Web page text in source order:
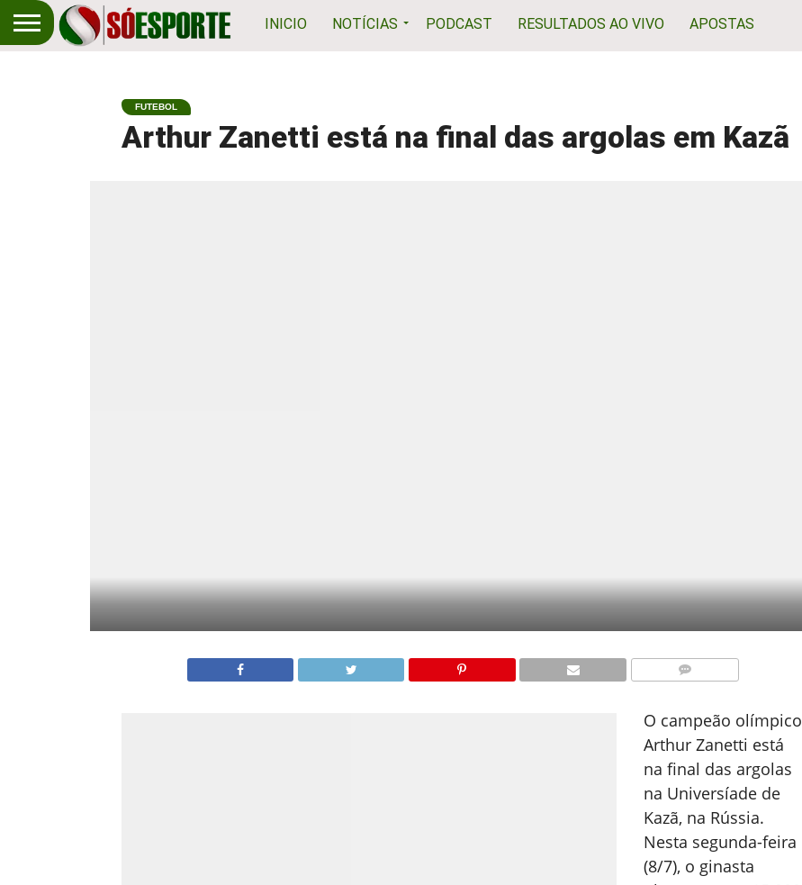
INICIO NOTÍCIAS PODCAST RESULTADOS AO VIVO APOSTAS
FUTEBOL
Arthur Zanetti está na final das argolas em Kazã
O campeão olímpico
Arthur Zanetti está
na final das argolas
na Universíade de
Kazã, na Rússia.
Nesta segunda-feira
(8/7), o ginasta